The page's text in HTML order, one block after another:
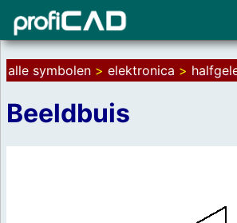
alle symbolen > elektronica >
Beeldbuis